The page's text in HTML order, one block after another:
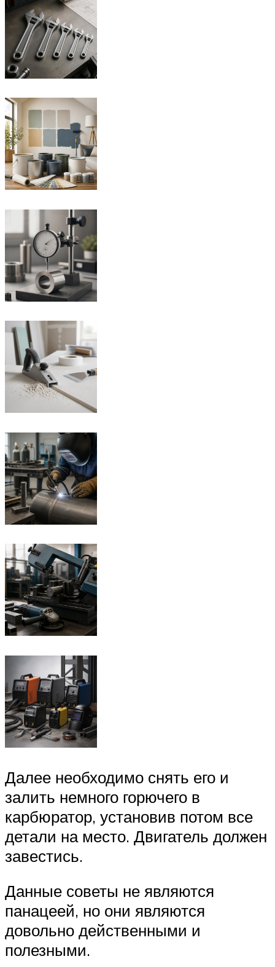
Далее необходимо снять его и
залить немного горючего в
карбюратор, установив потом все
детали на место. Двигатель должен
завестись.
Данные советы не являются
панацеей, но они являются
довольно действенными и
полезными.